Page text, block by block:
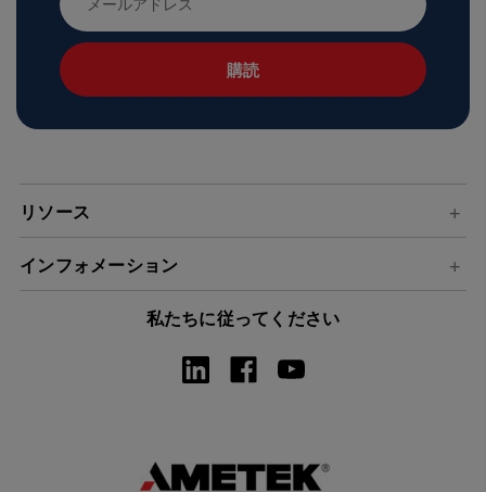
ー
ル
ア
ド
リソース
インフォメーション
私たちに従ってください